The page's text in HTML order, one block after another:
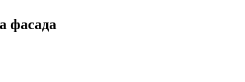
фасада